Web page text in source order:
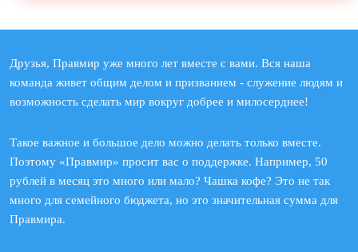
Друзья, Правмир уже много лет вместе с вами. Вся наша
команда живет общим делом и призванием - служение людям и
возможность сделать мир вокруг добрее и милосерднее!
Такое важное и большое дело можно делать только вместе.
Поэтому «Правмир» просит вас о поддержке. Например, 50
рублей в месяц это много или мало? Чашка кофе? Это не так
много для семейного бюджета, но это значительная сумма для
Правмира.